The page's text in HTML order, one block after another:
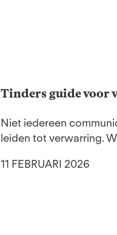
Tinders guide voor
Niet iedereen
leiden tot verwarring.
11 FEBRUARI 2026